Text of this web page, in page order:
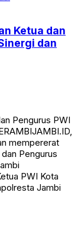
Ketua dan
dan
Pengurus PWI
mempererat
Pengurus
PWI Kota
Jambi